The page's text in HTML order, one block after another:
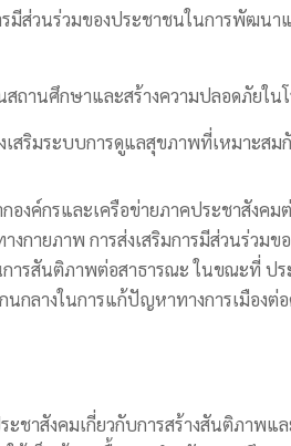
ส่วนร่วมของประชาชนในการพัฒนา
านศึกษาและสร้างความปลอดภัยในโ
ริมระบบการดูแลสุขภาพที่เหมาะส
ค์กรและเครือข่ายภาคประชาสังคม
กายภาพ การส่งเสริมการมีส่วนร่วม
ารสันติภาพต่อสาธารณะ ในขณะที่ ป
กลางในการแก้ปัญหาทางการเมือ
ชาสังคมเกี่ยวกับการสร้างสันติภาพ